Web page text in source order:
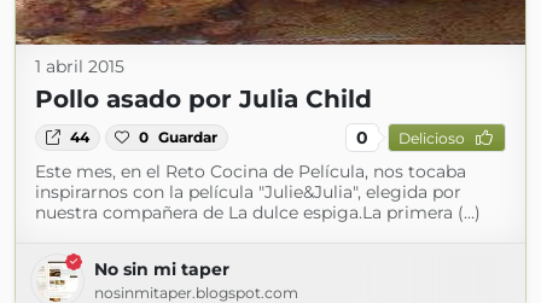
1 abril 2015
Pollo asado por Julia Child
44 0 Guardar 0 Delicioso
Este mes, en el Reto Cocina de Película, nos tocaba
inspirarnos con la película "Julie&Julia", elegida por
nuestra compañera de La dulce espiga.La primera (...)
No sin mi taper
nosinmitaper.blogspot.com